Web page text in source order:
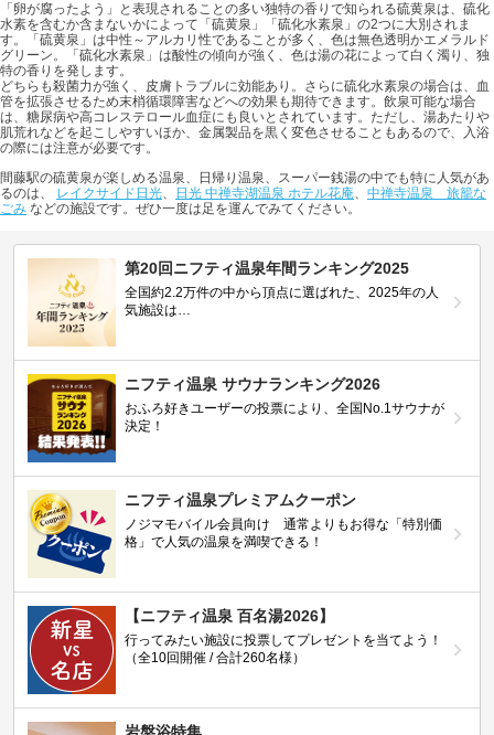
「卵が腐ったよう」と表現されることの多い独特の香りで知られる硫黄泉は、硫化
水素を含むか含まないかによって「硫黄泉」「硫化水素泉」の2つに大別されま
す。「硫黄泉」は中性～アルカリ性であることが多く、色は無色透明かエメラルド
グリーン。「硫化水素泉」は酸性の傾向が強く、色は湯の花によって白く濁り、独
特の香りを発します。
どちらも殺菌力が強く、皮膚トラブルに効能あり。さらに硫化水素泉の場合は、血
管を拡張させるため末梢循環障害などへの効果も期待できます。飲泉可能な場合
は、糖尿病や高コレステロール血症にも良いとされています。ただし、湯あたりや
肌荒れなどを起こしやすいほか、金属製品を黒く変色させることもあるので、入浴
の際には注意が必要です。
間藤駅の硫黄泉が楽しめる温泉、日帰り温泉、スーパー銭湯の中でも特に人気があ
るのは、 レイクサイド日光、 日光 中禅寺湖温泉 ホテル花庵、 中禅寺温泉 旅籠な
ごみ などの施設です。ぜひ一度は足を運んでみてください。
第20回ニフティ温泉年間ランキング2025
全国約2.2万件の中から頂点に選ばれた、2025年の人
気施設は…
ニフティ温泉 サウナランキング2026
おふろ好きユーザーの投票により、全国No.1サウナが
決定！
ニフティ温泉プレミアムクーポン
ノジマモバイル会員向け 通常よりもお得な「特別価
格」で人気の温泉を満喫できる！
【ニフティ温泉 百名湯2026】
行ってみたい施設に投票してプレゼントを当てよう！
（全10回開催 / 合計260名様）